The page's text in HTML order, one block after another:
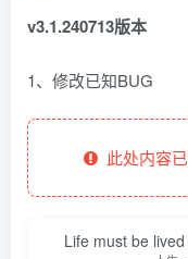
v3.1.240713版本
1、修改已知BUG
此处内容已
Life must be